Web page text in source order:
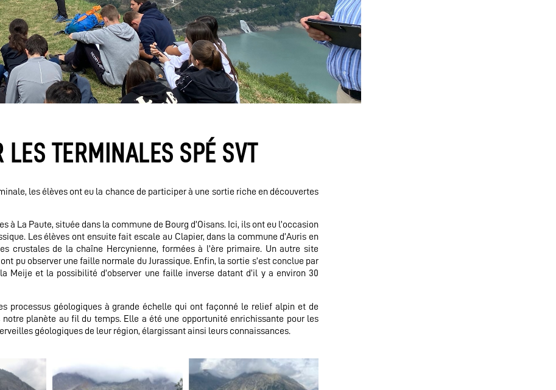
LES TERMINALES SPÉ SVT
les élèves ont eu la chance de participer à une sortie riche en découvertes
La Paute, située dans la commune de Bourg d’Oisans. Ici, ils ont eu l’occasion
Les élèves ont ensuite fait escale au Clapier, dans la commune d’Auris en
crustales de la chaîne Hercynienne, formées à l’ère primaire. Un autre site
pu observer une faille normale du Jurassique. Enfin, la sortie s’est conclue par
Meije et la possibilité d’observer une faille inverse datant d’il y a environ 30
processus géologiques à grande échelle qui ont façonné le relief alpin et de
planète au fil du temps. Elle a été une opportunité enrichissante pour les
géologiques de leur région, élargissant ainsi leurs connaissances.